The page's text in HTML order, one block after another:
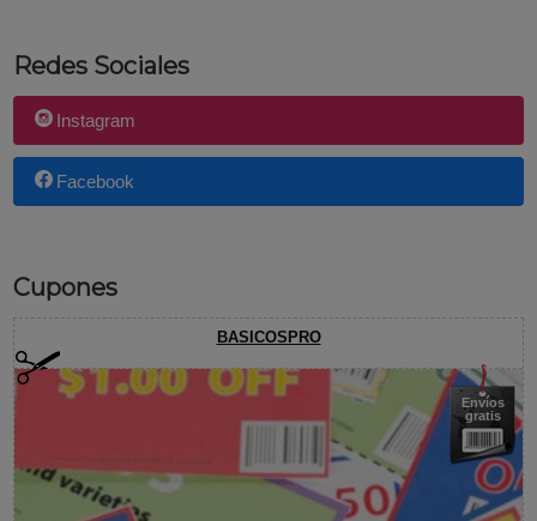
Redes Sociales
Instagram
Facebook
Cupones
BASICOSPRO
Envíos
gratis